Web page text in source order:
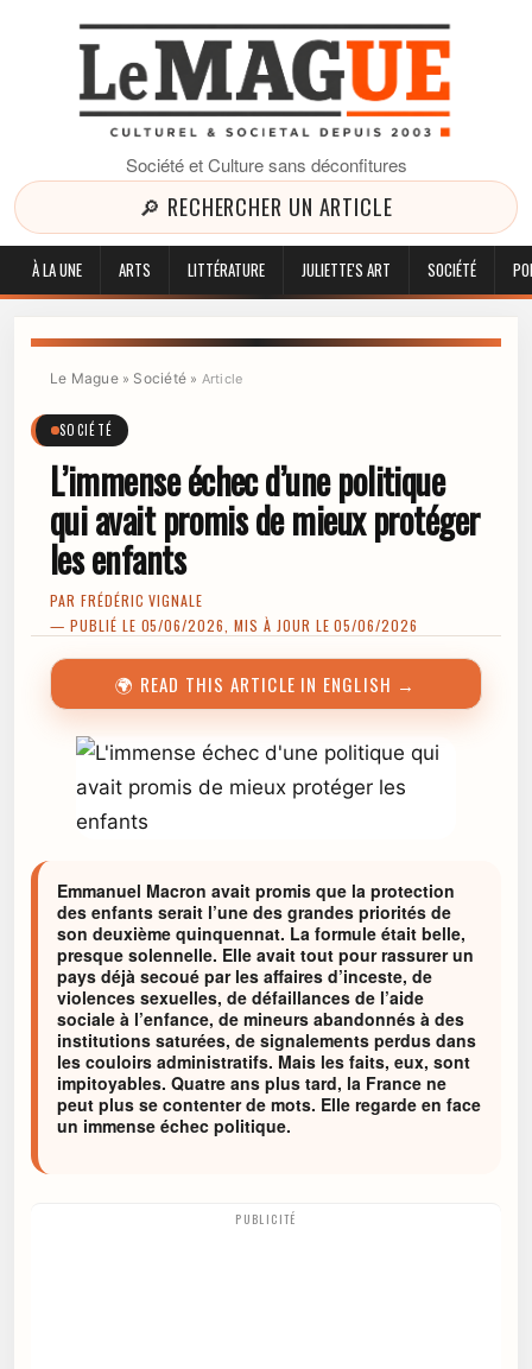
Société et Culture sans déconfitures
🔎 RECHERCHER UN ARTICLE
À LA UNE ARTS LITTÉRATURE JULIETTE'S ART SOCIÉTÉ
Le Mague» Société» Article
SOCIÉTÉ
L’immense échec d’une politique
qui avait promis de mieux protéger
les enfants
PAR FRÉDÉRIC VIGNALE
— PUBLIÉ LE 05/06/2026, MIS À JOUR LE 05/06/2026
🌍 READ THIS ARTICLE IN ENGLISH →
Emmanuel Macron avait promis que la protection
des enfants serait l’une des grandes priorités de
son deuxième quinquennat. La formule était belle,
presque solennelle. Elle avait tout pour rassurer un
pays déjà secoué par les affaires d’inceste, de
violences sexuelles, de défaillances de l’aide
sociale à l’enfance, de mineurs abandonnés à des
institutions saturées, de signalements perdus dans
les couloirs administratifs. Mais les faits, eux, sont
impitoyables. Quatre ans plus tard, la France ne
peut plus se contenter de mots. Elle regarde en face
un immense échec politique.
PUBLICITÉ